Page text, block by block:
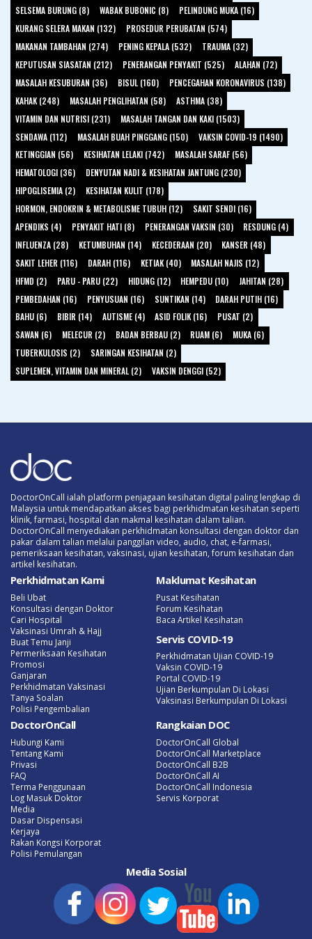
SELSEMA BURUNG (8)
WABAK BUBONIC (8)
PELINDUNG MUKA (16)
KURANG SELERA MAKAN (132)
PROSEDUR PERUBATAN (574)
MAKANAN TAMBAHAN (274)
PENING KEPALA (532)
TRAUMA (32)
KEPUTUSAN SIASATAN (212)
PENERANGAN PENYAKIT (525)
ALAHAN (72)
MASALAH KESUBURAN (36)
BISUL (160)
PENCEGAHAN KORONAVIRUS (138)
KAHAK (248)
MASALAH PENGLIHATAN (58)
ASTHMA (38)
VITAMIN DAN NUTRISI (231)
MASALAH TANGAN DAN KAKI (1503)
SENDAWA (112)
MASALAH BUAH PINGGANG (150)
VAKSIN COVID-19 (1490)
KETINGGIAN (56)
KESIHATAN LELAKI (742)
MASALAH SARAF (56)
HEMATOLOGI (36)
DENYUTAN NADI & KESIHATAN JANTUNG (230)
HIPOGLISEMIA (2)
KESIHATAN KULIT (178)
HORMON, ENDOKRIN & METABOLISME TUBUH (12)
SAKIT SENDI (16)
APENDIKS (4)
PENYAKIT HATI (8) PENERANGAN VAKSIN (30)
RESDUNG (4)
INFLUENZA (28)
KETUMBUHAN (14) KECEDERAAN (20)
KANSER (48)
SAKIT LEHER (116)
DARAH (116) KETIAK (40)
MASALAH NAJIS (12)
HFMD (2)
PARU - PARU (22) HIDUNG (12) HEMPEDU (10)
JAHITAN (28)
PEMBEDAHAN (16)
PENYUSUAN (16) SUNTIKAN (14)
DARAH PUTIH (16)
BAHU (6)
BIBIR (14) AUTISME (4) ASID FOLIK (16)
PUSAT (2)
SAWAN (6)
MELECUR (2) BADAN BERBAU (2) RUAM (6)
MUKA (6)
TUBERKULOSIS (2)
SARINGAN KESIHATAN (2)
SUPLEMEN, VITAMIN DAN MINERAL (2)
VAKSIN DENGGI (52)
DoctorOnCall ialah platform penjagaan kesihatan digital paling lengkap di
Malaysia untuk mendapatkan akses bagi perkhidmatan kesihatan seperti
klinik, farmasi, hospital dan makmal kesihatan dalam talian.
DoctorOnCall menyediakan perkhidmatan konsultasi dengan doktor dan
pakar dalam talian melalui panggilan video, audio, chat, e-farmasi,
pemeriksaan kesihatan, vaksinasi, ujian kesihatan, forum kesihatan dan
artikel kesihatan.
Perkhidmatan Kami
Beli Ubat
Konsultasi dengan Doktor
Cari Hospital
Vaksinasi Umrah & Hajj
Buat Temu Janji
Permeriksaan Kesihatan
Promosi
Ganjaran
Perkhidmatan Vaksinasi
Tanya Soalan
Polisi Pengembalian
Maklumat Kesihatan
Pusat Kesihatan
Forum Kesihatan
Baca Artikel Kesihatan
Servis COVID-19
Perkhidmatan Ujian COVID-19
Vaksin COVID-19
Portal COVID-19
Ujian Berkumpulan Di Lokasi
Vaksinasi Berkumpulan Di Lokasi
DoctorOnCall
Hubungi Kami
Tentang Kami
Privasi
FAQ
Terma Penggunaan
Log Masuk Doktor
Media
Dasar Dispensasi
Kerjaya
Rakan Kongsi Korporat
Polisi Pemulangan
Rangkaian DOC
DoctorOnCall Global
DoctorOnCall Marketplace
DoctorOnCall B2B
DoctorOnCall AI
DoctorOnCall Indonesia
Servis Korporat
Media Sosial